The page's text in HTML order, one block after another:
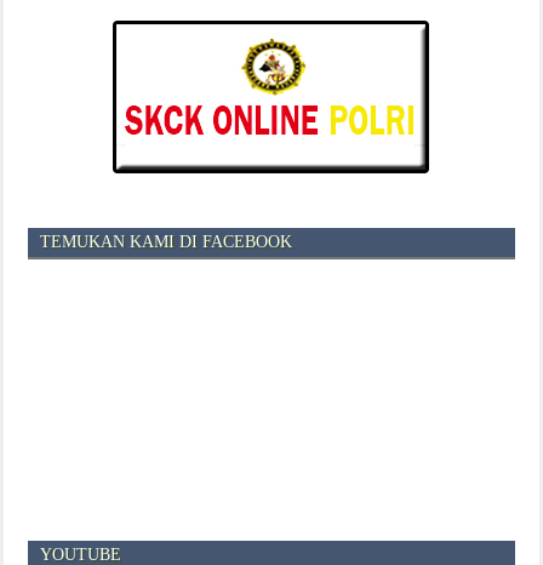
TEMUKAN KAMI DI FACEBOOK
YOUTUBE